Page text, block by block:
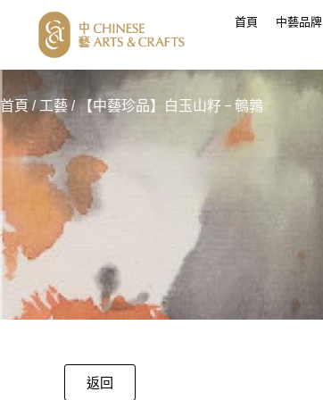
首頁 中藝品牌
首頁/工藝/ 【中藝珍品】白玉山籽 – 鵪鶉
返回